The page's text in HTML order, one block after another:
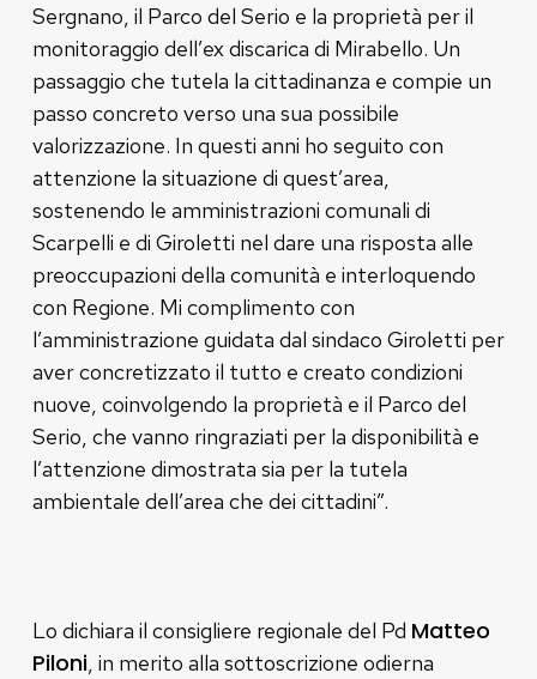
Sergnano, il Parco del Serio e la proprietà per il
monitoraggio dell’ex discarica di Mirabello. Un
passaggio che tutela la cittadinanza e compie un
passo concreto verso una sua possibile
valorizzazione. In questi anni ho seguito con
attenzione la situazione di quest’area,
sostenendo le amministrazioni comunali di
Scarpelli e di Giroletti nel dare una risposta alle
preoccupazioni della comunità e interloquendo
con Regione. Mi complimento con
l’amministrazione guidata dal sindaco Giroletti per
aver concretizzato il tutto e creato condizioni
nuove, coinvolgendo la proprietà e il Parco del
Serio, che vanno ringraziati per la disponibilità e
l’attenzione dimostrata sia per la tutela
ambientale dell’area che dei cittadini”.
Lo dichiara il consigliere regionale del Pd Matteo
Piloni, in merito alla sottoscrizione odierna